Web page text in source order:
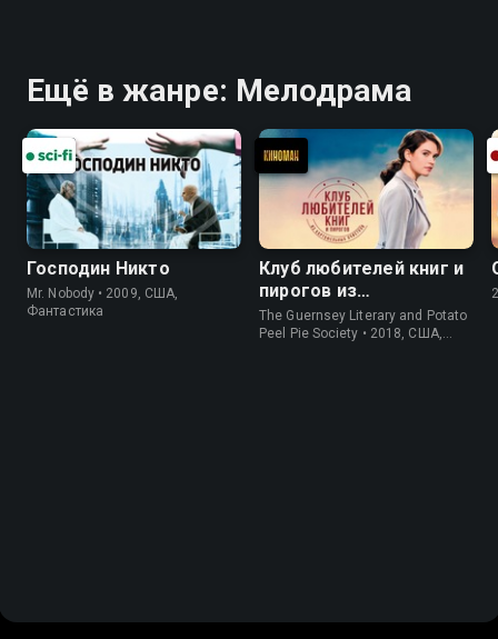
Ещё в жанре: Мелодрама
Господин Никто
Mr. Nobody • 2009, США,
Фантастика
Клуб любителей книг и
пирогов из
картофельных
очистков
The Guernsey Literary and Potato
Peel Pie Society • 2018, США,